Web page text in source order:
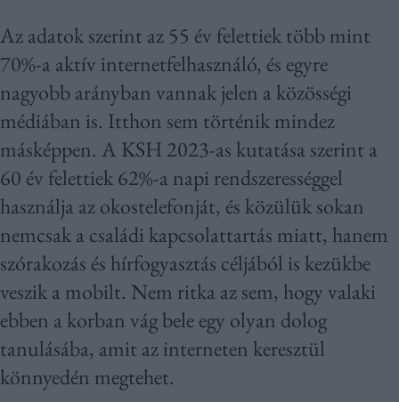
Az adatok szerint az 55 év felettiek több mint
70%-a aktív internetfelhasználó, és egyre
nagyobb arányban vannak jelen a közösségi
médiában is. Itthon sem történik mindez
másképpen. A KSH 2023-as kutatása szerint a
60 év felettiek 62%-a napi rendszerességgel
használja az okostelefonját, és közülük sokan
nemcsak a családi kapcsolattartás miatt, hanem
szórakozás és hírfogyasztás céljából is kezükbe
veszik a mobilt. Nem ritka az sem, hogy valaki
ebben a korban vág bele egy olyan dolog
tanulásába, amit az interneten keresztül
könnyedén megtehet.